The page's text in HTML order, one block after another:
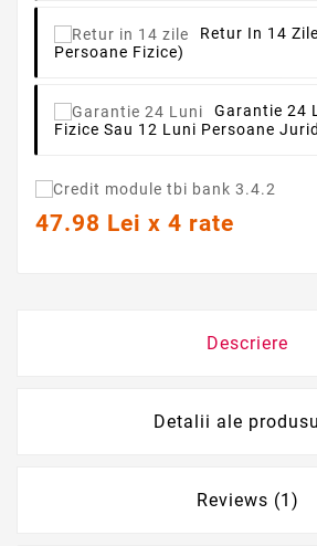
Retur In 14 Zile
Persoane Fizice)
Garantie 24
Fizice Sau 12 Luni Persoane
47.98 Lei x 4 rate
Descriere
Detalii ale
Reviews (1)